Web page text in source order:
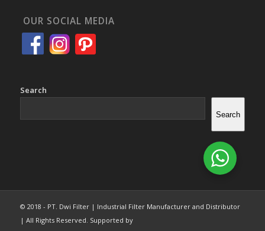
OUR SOCIAL MEDIA
Search
Search
© 2018 - PT. Dwi Filter | Industrial Filter Manufacturer and Distributor
| All Rights Reserved. Supported by